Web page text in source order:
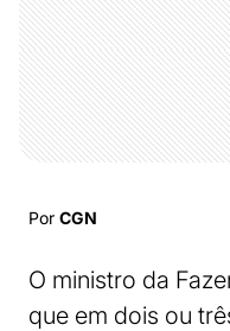
Por CGN
O ministro da
que em dois ou